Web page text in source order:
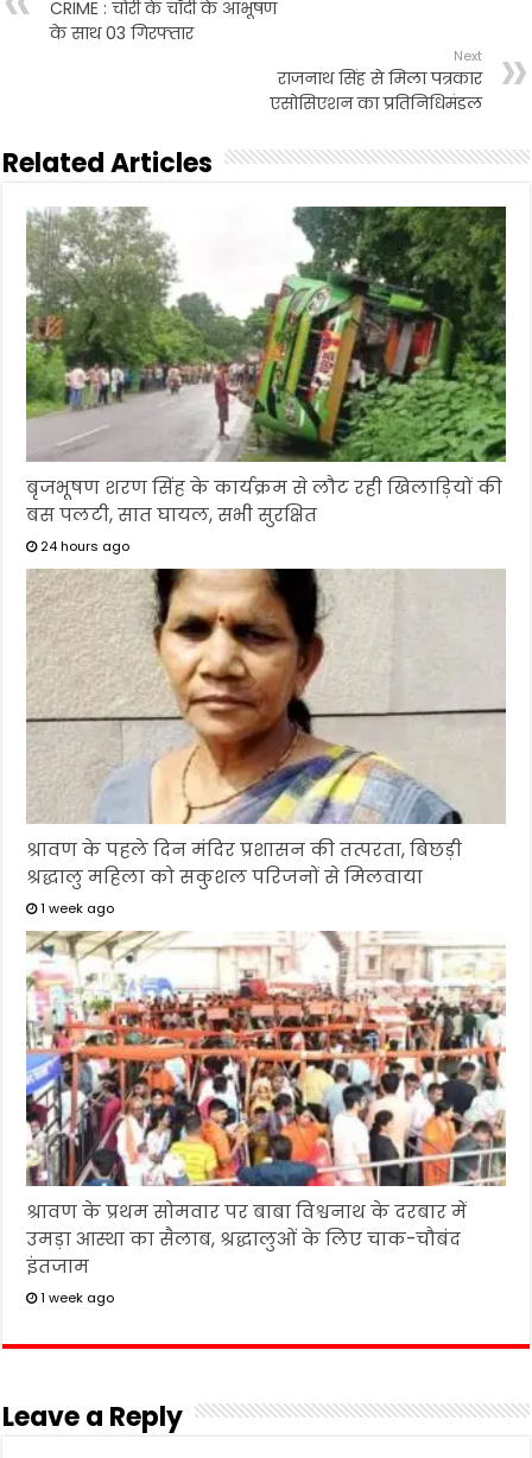
CRIME : चोरी के चाँदी के आभूषण
के साथ 03 गिरफ्तार
Next
राजनाथ सिंह से मिला पत्रकार
एसोसिएशन का प्रतिनिधिमंडल
Related Articles
बृजभूषण शरण सिंह के कार्यक्रम से लौट रही खिलाड़ियों की
बस पलटी, सात घायल, सभी सुरक्षित
24 hours ago
श्रावण के पहले दिन मंदिर प्रशासन की तत्परता, बिछड़ी
श्रद्धालु महिला को सकुशल परिजनों से मिलवाया
1 week ago
श्रावण के प्रथम सोमवार पर बाबा विश्वनाथ के दरबार में
उमड़ा आस्था का सैलाब, श्रद्धालुओं के लिए चाक-चौबंद
इंतजाम
1 week ago
Leave a Reply